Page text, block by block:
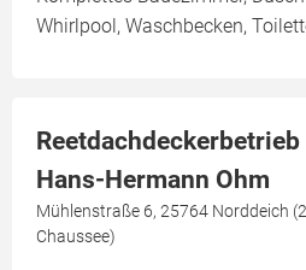
Whirlpool, Waschbecken,
Reetdachdeckerbetrieb
Hans-Hermann Ohm
Mühlenstraße 6, 25764 Norddeich
Chaussee)